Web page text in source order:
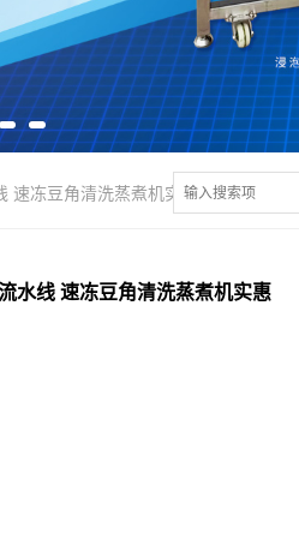
速冻豆角清洗蒸煮机实惠
水线 速冻豆角清洗蒸煮机实惠